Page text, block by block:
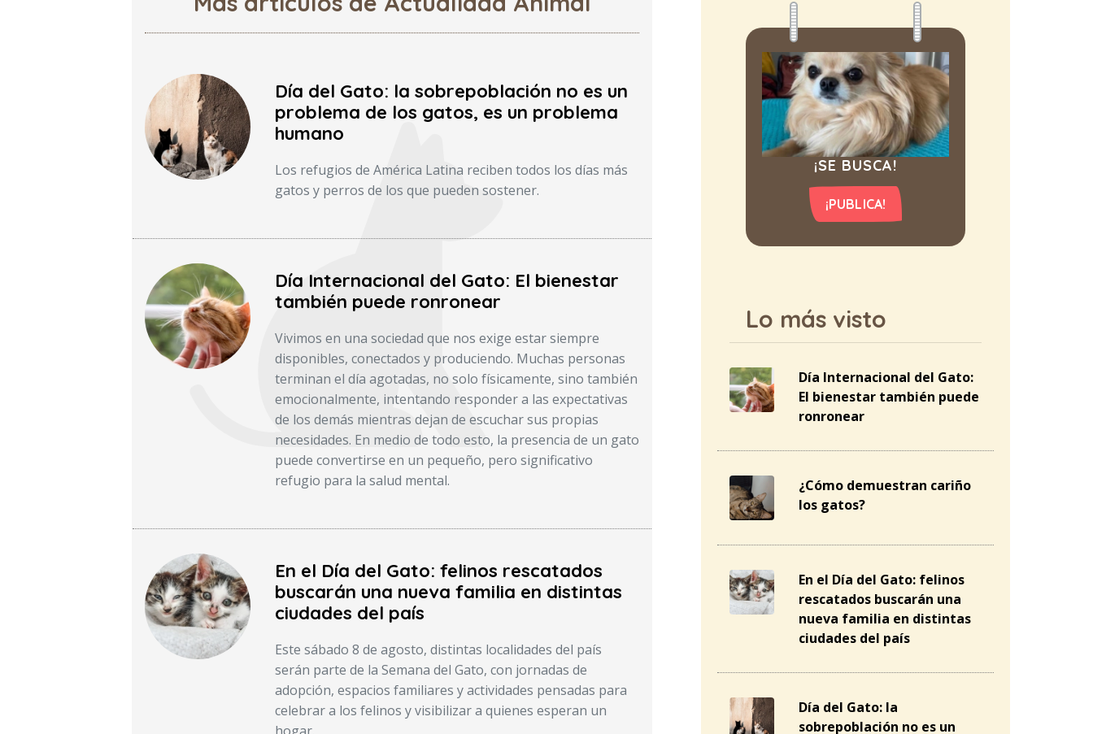
Día del Gato: la sobrepoblación no es un
problema de los gatos, es un problema
humano
Los refugios de América Latina reciben todos los días más
gatos y perros de los que pueden sostener.
Día Internacional del Gato: El bienestar
también puede ronronear
Vivimos en una sociedad que nos exige estar siempre
disponibles, conectados y produciendo. Muchas personas
terminan el día agotadas, no solo físicamente, sino también
emocionalmente, intentando responder a las expectativas
de los demás mientras dejan de escuchar sus propias
necesidades. En medio de todo esto, la presencia de un gato
puede convertirse en un pequeño, pero significativo
refugio para la salud mental.
En el Día del Gato: felinos rescatados
buscarán una nueva familia en distintas
ciudades del país
Este sábado 8 de agosto, distintas localidades del país
serán parte de la Semana del Gato, con jornadas de
adopción, espacios familiares y actividades pensadas para
celebrar a los felinos y visibilizar a quienes esperan un
¡SE BUSCA!
¡PUBLICA!
Lo más visto
Día Internacional del Gato:
El bienestar también puede
ronronear
¿Cómo demuestran cariño
los gatos?
En el Día del Gato: felinos
rescatados buscarán una
nueva familia en distintas
ciudades del país
Día del Gato: la
sobrepoblación no es un